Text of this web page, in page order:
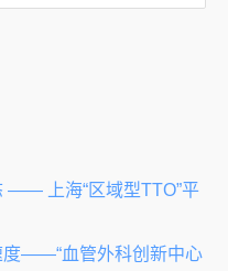
—— 上海“区域型TTO”平
度——“血管外科创新中心